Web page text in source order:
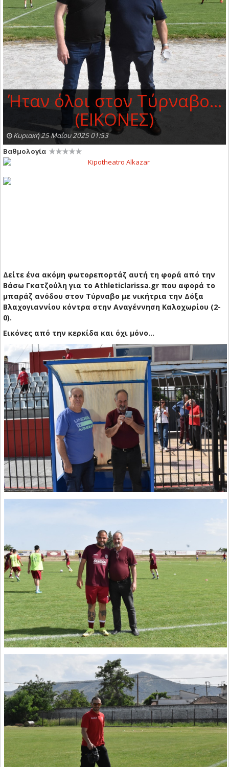
Ήταν όλοι στον Τύρναβο…
(ΕΙΚΟΝΕΣ)
Κυριακή 25 Μαΐου 2025 01:53
Βαθμολογία
Δείτε ένα ακόμη φωτορεπορτάζ αυτή τη φορά από την
Βάσω Γκατζούλη για το Athleticlarissa.gr που αφορά το
μπαράζ ανόδου στον Τύρναβο με νικήτρια την Δόξα
Βλαχογιαννίου κόντρα στην Αναγέννηση Καλοχωρίου (2-
0).
Εικόνες από την κερκίδα και όχι μόνο…